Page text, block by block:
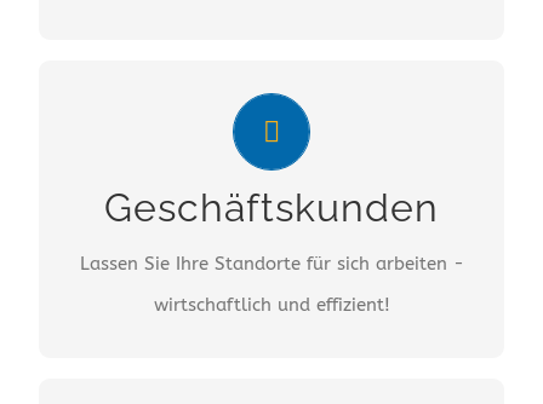
Geschäftskunden
Lassen Sie Ihre Standorte für sich arbeiten -
wirtschaftlich und effizient!
GESCHÄFTSKUNDEN
Als Gewerbetreibender sind Sie es gewohnt,
wirtschaftlich zu denken. Sprechen Sie mit uns!
MEHR…